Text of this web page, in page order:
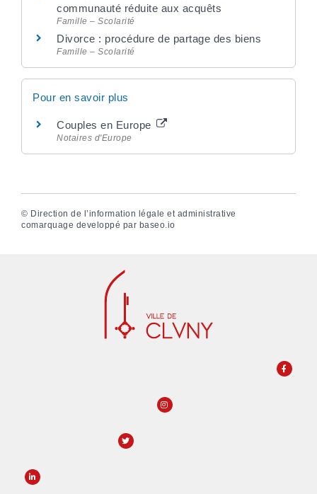
communauté réduite aux acquêts
Famille – Scolarité
Divorce : procédure de partage des biens
Famille – Scolarité
Pour en savoir plus
Couples en Europe
Notaires d'Europe
© Direction de l’information légale et administrative
comarquage developpé par baseo.io